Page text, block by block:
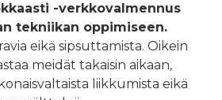
-verkkovalmennus
tekniikan oppimiseen.
eikä sipsuttamista. Oikein
meidät takaisin aikaan,
liikkumista eikä